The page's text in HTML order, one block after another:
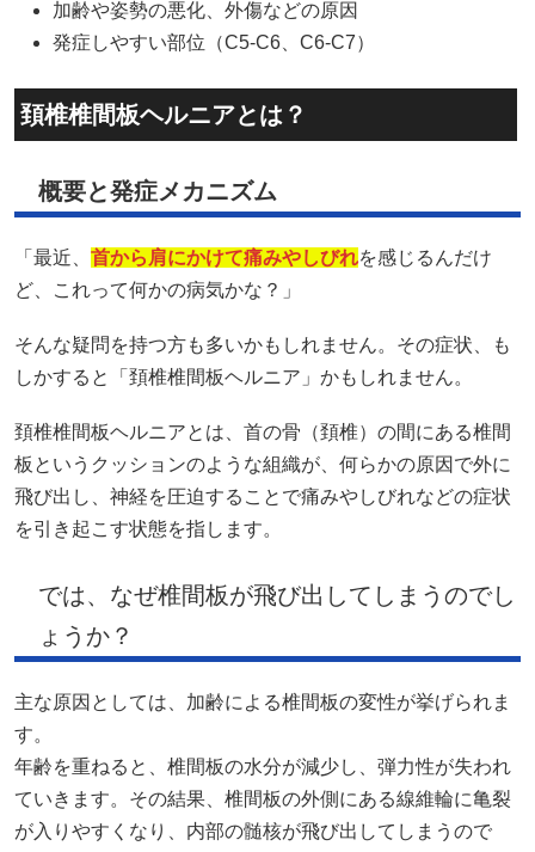
加齢や姿勢の悪化、外傷などの原因
発症しやすい部位（C5-C6、C6-C7）
頚椎椎間板ヘルニアとは？
概要と発症メカニズム
「最近、 首から肩にかけて痛みやしびれを感じるんだけ
ど、これって何かの病気かな？」
そんな疑問を持つ方も多いかもしれません。その症状、も
しかすると「頚椎椎間板ヘルニア」かもしれません。
頚椎椎間板ヘルニアとは、首の骨（頚椎）の間にある椎間
板というクッションのような組織が、何らかの原因で外に
飛び出し、神経を圧迫することで痛みやしびれなどの症状
を引き起こす状態を指します。
では、なぜ椎間板が飛び出してしまうのでし
ょうか？
主な原因としては、加齢による椎間板の変性が挙げられま
す。
年齢を重ねると、椎間板の水分が減少し、弾力性が失われ
ていきます。その結果、椎間板の外側にある線維輪に亀裂
が入りやすくなり、内部の髄核が飛び出してしまうので